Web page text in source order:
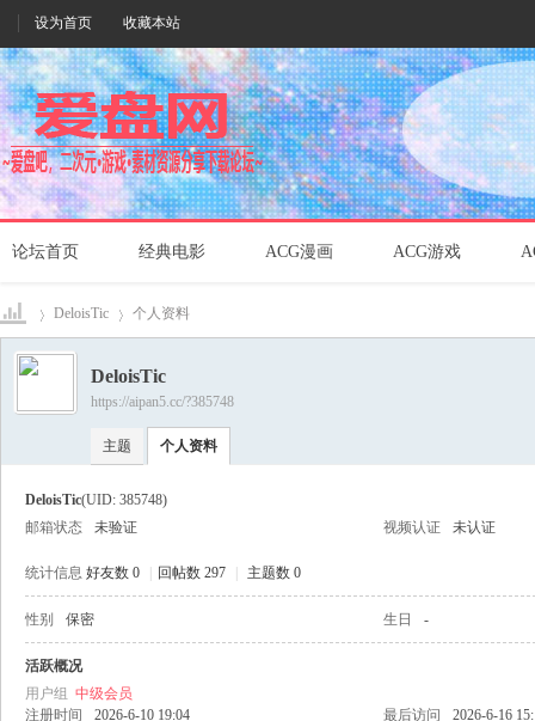
设为首页 收藏本站
论坛首页 经典电影 ACG漫画 ACG游戏
爱盘›
DeloisTic 个人资料
DeloisTic
https://aipan5.cc/?385748
主题 个人资料
DeloisTic(UID: 385748)
邮箱状态
未验证 视频认证 未认证
统计信息 好友数 0 回帖数 297 主题数 0
性别 保密 生日 -
活跃概况
用户组 中级会员
注册时间
2026-6-10 19:04 最后访问
2026-6-16